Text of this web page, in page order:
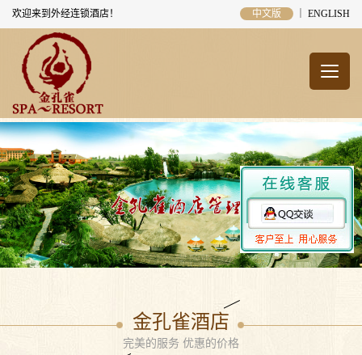
欢迎来到外经连锁酒店！ 中文版 ENGLISH
金孔雀酒店
完美的服务 优惠的价格